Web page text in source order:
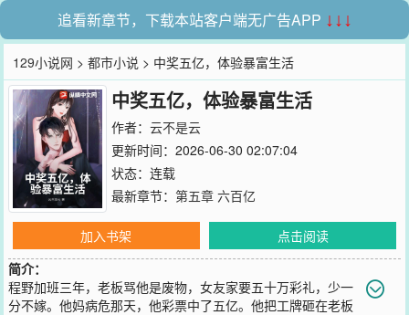
追看新章节，下载本站客户端无广告APP ↓↓↓
129小说网 >都市小说 > 中奖五亿，体验暴富生活
中奖五亿，体验暴富生活
作者： 云不是云
更新时间：2026-06-30 02:07:04
状态：连载
最新章节： 第五章 六百亿
加入书架
点击阅读
简介：
程野加班三年，老板骂他是废物，女友家要五十万彩礼，少一
分不嫁。他妈病危那天，他彩票中了五亿。他把工牌砸在老板